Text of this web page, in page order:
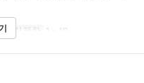
수량 제한 1 ~ 10